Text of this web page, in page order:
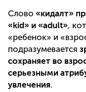
Слово «кидалт»
«kid» и «adult»,
«ребенок» и
подразумевается
сохраняет во
серьезными
увлечения.